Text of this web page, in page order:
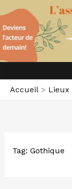
au
contenu
Accueil Lieux
Tag: Gothique